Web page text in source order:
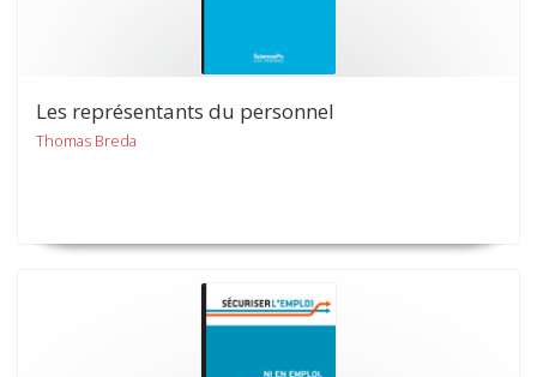
Les représentants du personnel
Thomas Breda